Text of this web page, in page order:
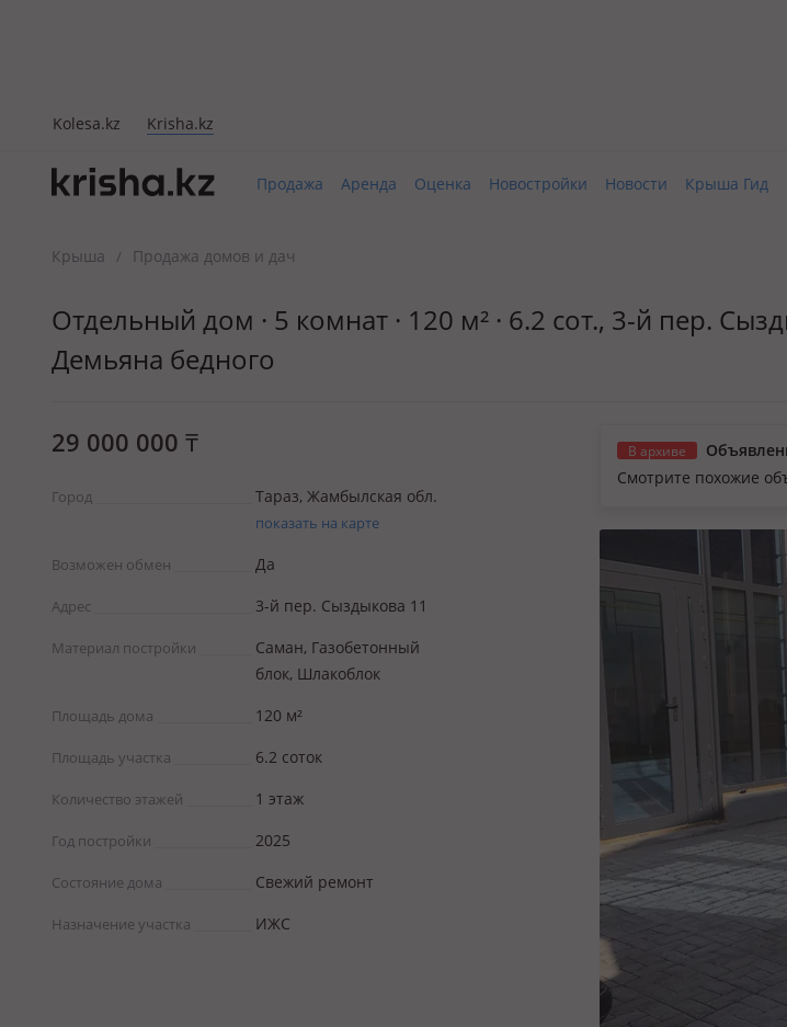
Kolesa.kz Krisha.kz
Продажа Аренда Оценка Новостройки Новости Крыша Гид
Крыша / Продажа домов и дач
Отдельный дом · 5 комнат · 120 м² · 6.2 сот., 3-й пер.
Демьяна бедного
29 000 000 ₸
Город Тараз, Жамбылская обл.
показать на карте
Возможен обмен Да
Адрес 3-й пер. Сыздыкова 11
Материал постройки
Саман, Газобетонный
блок, Шлакоблок
Площадь дома 120 м²
Площадь участка 6.2 соток
Количество этажей 1 этаж
Год постройки 2025
Состояние дома Свежий ремонт
Назначение участка ИЖС
В архиве
Смотрите похожие